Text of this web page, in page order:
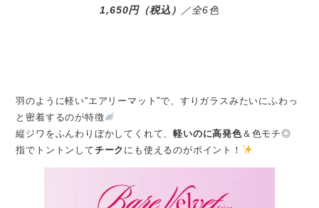
1,650円（税込） ／全6色
羽のように軽い“エアリーマット”で、すりガラスみたいにふわっ
と密着するのが特徴
縦ジワをふんわりぼかしてくれて、軽いのに高発色＆色モチ◎
指でトントンしてチーク にも使えるのがポイント！